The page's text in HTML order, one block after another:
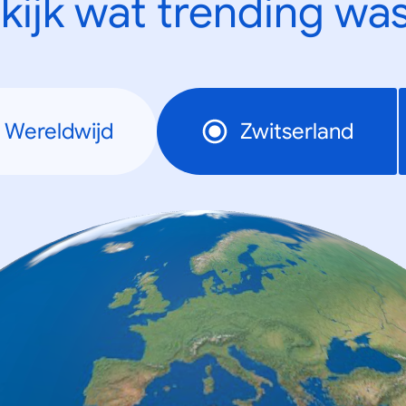
wat trending
Wereldwijd Zwitserland